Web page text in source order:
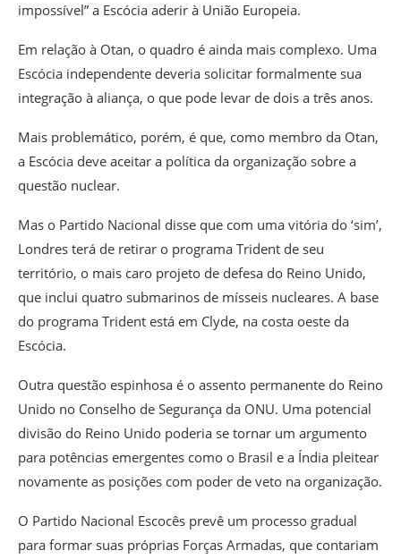
impossível” a Escócia aderir à União Europeia.
Em relação à Otan, o quadro é ainda mais complexo. Uma
Escócia independente deveria solicitar formalmente sua
integração à aliança, o que pode levar de dois a três anos.
Mais problemático, porém, é que, como membro da Otan,
a Escócia deve aceitar a política da organização sobre a
questão nuclear.
Mas o Partido Nacional disse que com uma vitória do ‘sim’,
Londres terá de retirar o programa Trident de seu
território, o mais caro projeto de defesa do Reino Unido,
que inclui quatro submarinos de mísseis nucleares. A base
do programa Trident está em Clyde, na costa oeste da
Escócia.
Outra questão espinhosa é o assento permanente do Reino
Unido no Conselho de Segurança da ONU. Uma potencial
divisão do Reino Unido poderia se tornar um argumento
para potências emergentes como o Brasil e a Índia pleitear
novamente as posições com poder de veto na organização.
O Partido Nacional Escocês prevê um processo gradual
para formar suas próprias Forças Armadas, que contariam